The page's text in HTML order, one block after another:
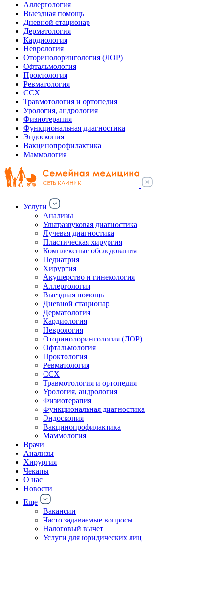
Аллергология
Выездная помощь
Дневной стационар
Дерматология
Кардиология
Неврология
Оторинолорингология (ЛОР)
Офтальмология
Проктология
Ревматология
ССХ
Травмотология и ортопедия
Урология, андрология
Физиотерапия
Функциональная диагностика
Эндоскопия
Вакцинопрофилактика
Маммология
Услуги
Анализы
Ультразвуковая диагностика
Лучевая диагностика
Пластическая хирургия
Комплексные обследования
Педиатрия
Хирургия
Акушерство и гинекология
Аллергология
Выездная помощь
Дневной стационар
Дерматология
Кардиология
Неврология
Оторинолорингология (ЛОР)
Офтальмология
Проктология
Ревматология
ССХ
Травмотология и ортопедия
Урология, андрология
Физиотерапия
Функциональная диагностика
Эндоскопия
Вакцинопрофилактика
Маммология
Врачи
Анализы
Хирургия
Чекапы
О нас
Новости
Еще
Вакансии
Часто задаваемые вопросы
Налоговый вычет
Услуги для юридических лиц